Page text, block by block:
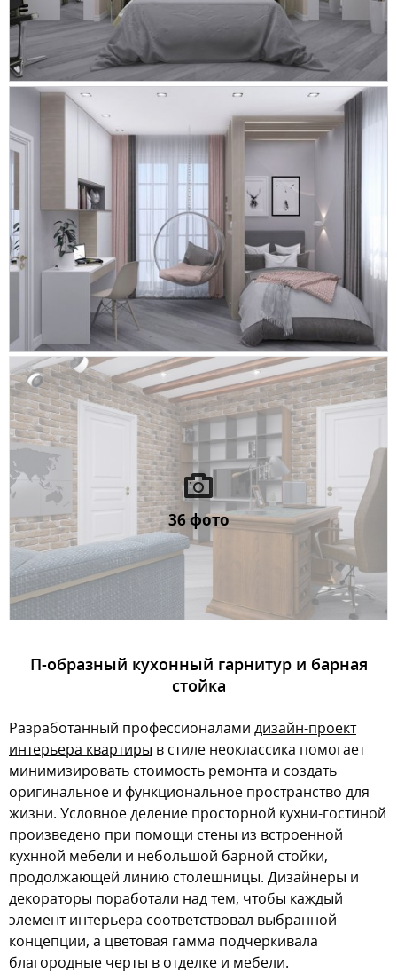
36 фото
П-образный кухонный гарнитур и барная
стойка
Разработанный профессионалами дизайн-проект
интерьера квартиры в стиле неоклассика помогает
минимизировать стоимость ремонта и создать
оригинальное и функциональное пространство для
жизни. Условное деление просторной кухни-гостиной
произведено при помощи стены из встроенной
кухнной мебели и небольшой барной стойки,
продолжающей линию столешницы. Дизайнеры и
декораторы поработали над тем, чтобы каждый
элемент интерьера соответствовал выбранной
концепции, а цветовая гамма подчеркивала
благородные черты в отделке и мебели.